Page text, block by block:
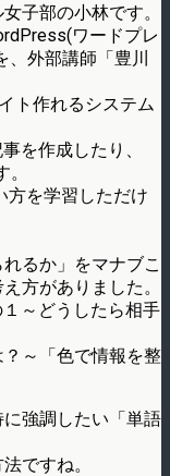
子部の小林です。
ワードプレ
外部講師「豊川
ト作れるシステム
を作成したり、
方を学習しただけ
るか」をマナブこ
方がありました。
～どうしたら相手
～「色で情報を整
強調したい「単語
ですね。